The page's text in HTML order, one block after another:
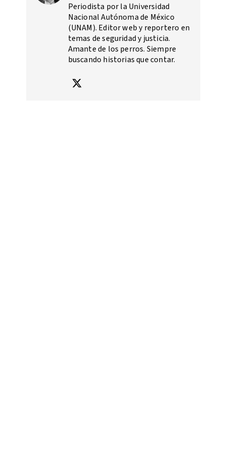
Periodista por la Universidad
Nacional Autónoma de México
(UNAM). Editor web y reportero en
temas de seguridad y justicia.
Amante de los perros. Siempre
buscando historias que contar.